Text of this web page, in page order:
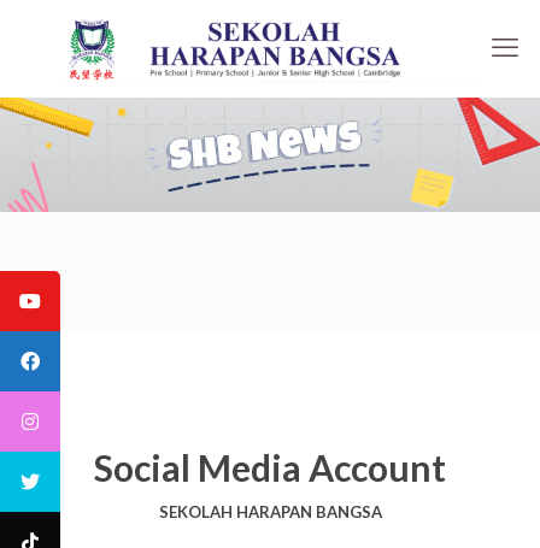
Social Media Account
SEKOLAH HARAPAN BANGSA